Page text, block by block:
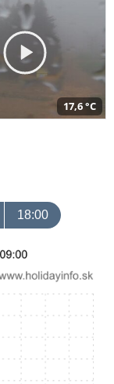
17,6 °C
18:00